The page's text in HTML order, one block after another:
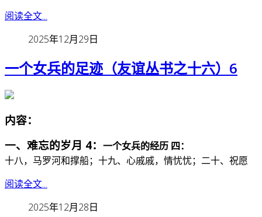
阅读全文...
2025年12月29日
一个女兵的足迹（友谊丛书之十六）6
内容：
一、难忘的岁月 4： 一个女兵的经历 四：
十八，马罗河和撑船；十九、心戚戚，情忧忧；二十、祝愿
阅读全文...
2025年12月28日